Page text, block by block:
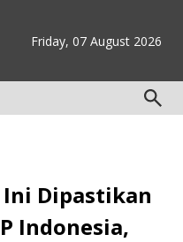
Friday, 07 August 2026
Ini Dipastikan
Indonesia,